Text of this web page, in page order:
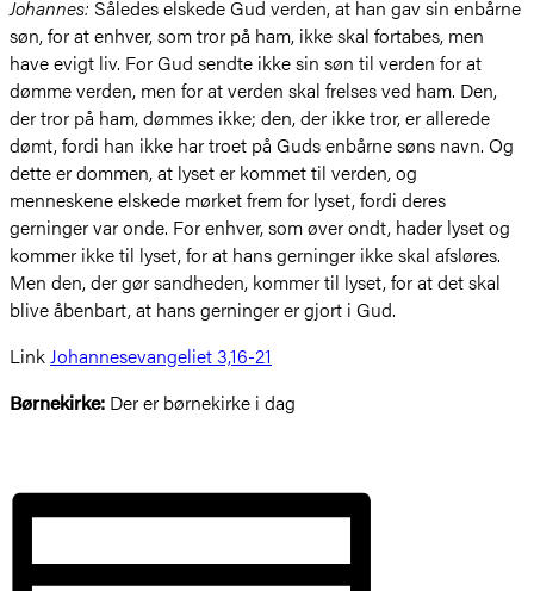
Johannes: Således elskede Gud verden, at han gav sin enbårne
søn, for at enhver, som tror på ham, ikke skal fortabes, men
have evigt liv. For Gud sendte ikke sin søn til verden for at
dømme verden, men for at verden skal frelses ved ham. Den,
der tror på ham, dømmes ikke; den, der ikke tror, er allerede
dømt, fordi han ikke har troet på Guds enbårne søns navn. Og
dette er dommen, at lyset er kommet til verden, og
menneskene elskede mørket frem for lyset, fordi deres
gerninger var onde. For enhver, som øver ondt, hader lyset og
kommer ikke til lyset, for at hans gerninger ikke skal afsløres.
Men den, der gør sandheden, kommer til lyset, for at det skal
blive åbenbart, at hans gerninger er gjort i Gud.
LinkJohannesevangeliet 3,16-21
Børnekirke: Der er børnekirke i dag